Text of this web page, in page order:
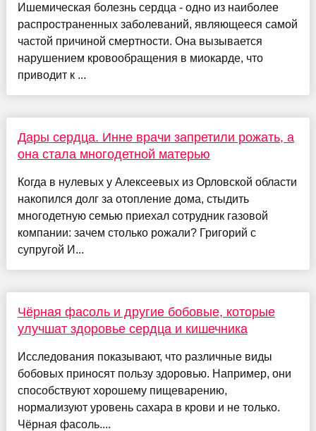
Ишемическая болезнь сердца - одно из наиболее
распространенных заболеваний, являющееся самой
частой причиной смертности. Она вызывается
нарушением кровообращения в миокарде, что
приводит к ...
Дары сердца. Инне врачи запретили рожать, а
она стала многодетной матерью
Когда в нулевых у Алексеевых из Орловской области
накопился долг за отопление дома, стыдить
многодетную семью приехал сотрудник газовой
компании: зачем столько рожали? Григорий с
супругой И...
Чёрная фасоль и другие бобовые, которые
улучшат здоровье сердца и кишечника
Исследования показывают, что различные виды
бобовых приносят пользу здоровью. Например, они
способствуют хорошему пищеварению,
нормализуют уровень сахара в крови и не только.
Чёрная фасоль....